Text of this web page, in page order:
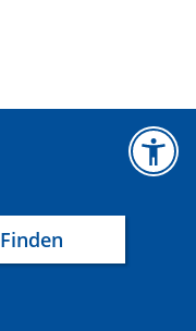
Finden